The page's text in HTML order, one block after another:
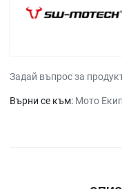
Задай въпрос за
Върни се към: Мото